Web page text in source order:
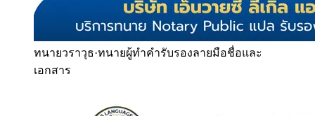
ทนายวราวุธ·ทนายผู้ทำคำรับรองลายมือชื่อและ
เอกสาร